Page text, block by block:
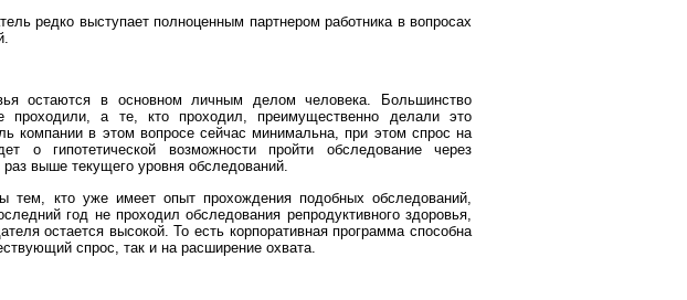
редко выступает полноценным партнером работника в вопросах
остаются в основном личным делом человека. Большинство
а те, кто проходил, преимущественно делали это
компании в этом вопросе сейчас минимальна, при этом спрос на
о гипотетической возможности пройти обследование через
выше текущего уровня обследований.
тем, кто уже имеет опыт прохождения подобных обследований,
год не проходил обследования репродуктивного здоровья,
остается высокой. То есть корпоративная программа способна
спрос, так и на расширение охвата.